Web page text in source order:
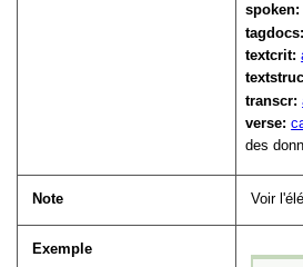
textcrit:
transcr:
verse:
des
Note Voir
Exemple